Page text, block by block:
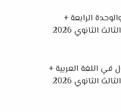
الرابعة +
نموذج الإجابة للصف الثالث الثانوي 2026
في اللغة العربية +
نموذج الإجابة للصف الثالث الثانوي 2026